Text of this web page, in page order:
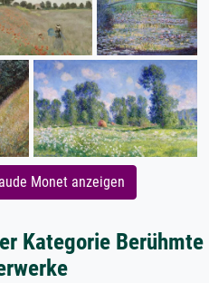
Monet anzeigen
Kategorie Berühmte